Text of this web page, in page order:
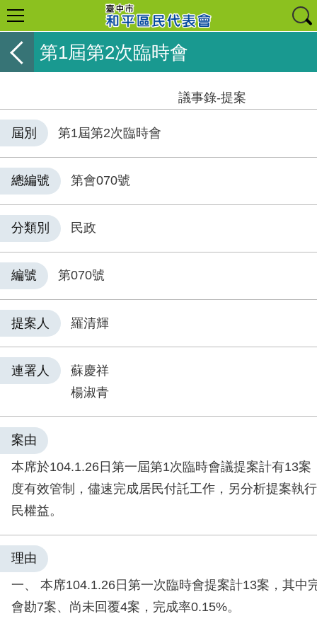
第1屆第2次臨時會
議事錄-提案
屆別 第1屆第2次臨時會
總編號 第會070號
分類別 民政
編號 第070號
提案人 羅清輝
連署人
蘇慶祥
楊淑青
案由
本席於104.1.26日第一屆第1次臨時會議提案計有13案
度有效管制，儘速完成居民付託工作，另分析提案執
民權益。
理由
一、 本席104.1.26日第一次臨時會提案計13案，其中
會勘7案、尚未回覆4案，完成率0.15%。